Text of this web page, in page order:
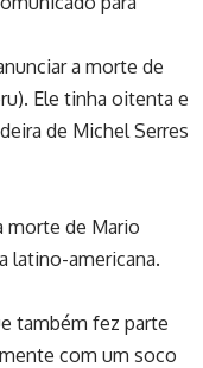
a morte de
Ele tinha oitenta e
de Michel Serres
morte de Mario
latino-americana.
também fez parte
com um soco